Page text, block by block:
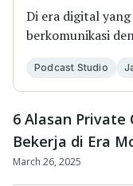
Di era digital
berkomunikasi
Podcast Studio
6 Alasan Private
Bekerja di Era
March 26, 2025